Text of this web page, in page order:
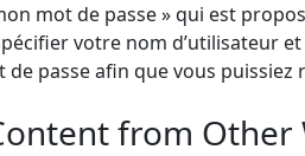
mot de passe » qui est
votre nom d’utilisateur
passe afin que vous
from Other